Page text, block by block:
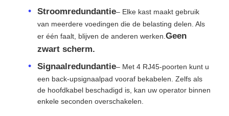
VR -show
Over Ons
Fabriekstour
Stroomredundantie– Elke kast maakt gebruik
van meerdere voedingen die de belasting delen. Als
er één faalt, blijven de anderen werken.Geen
zwart scherm.
Signaalredundantie– Met 4 RJ45-poorten kunt u
een back-upsignaalpad vooraf bekabelen. Zelfs als
de hoofdkabel beschadigd is, kan uw operator binnen
enkele seconden overschakelen.